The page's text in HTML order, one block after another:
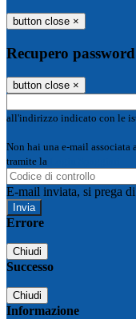
button close ×
Recupero password
button close ×
all'indirizzo indicato con le
Non hai una e-mail associata
tramite la
E-mail inviata, si prega
Errore
Chiudi
Successo
Chiudi
Informazione